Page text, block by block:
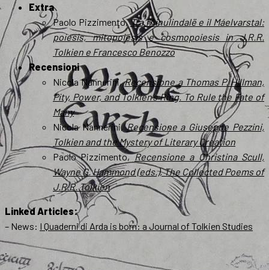
Extra
Paolo Pizzimento,Tra l’Ainulindalë e il Máelvarstal:
poiesis, mitopoiesis e cosmopoiesis in J.R.R.
Tolkien e Francesco Benozzo
Recensioni
Nicola Nannerini,Recensione a Thomas P. Hillman,
Pity, Power, and Tolkien’s Ring. To Rule the Fate of
Many
Nicola Nannerini,Recensione a Giuseppe Pezzini,
Tolkien and the Mystery of Literary Creation
Paolo Pizzimento,Recensione a Christina Scull,
Wayne G. Hammond (eds.), The Collected Poems of
J.R.R. Tolkien
Linked Articles:
– News: I Quaderni di Arda is born: a Journal of Tolkien Studies